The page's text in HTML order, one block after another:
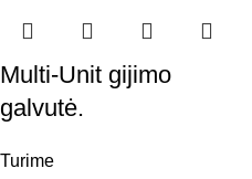
Multi-Unit gijimo
galvutė.
Turime